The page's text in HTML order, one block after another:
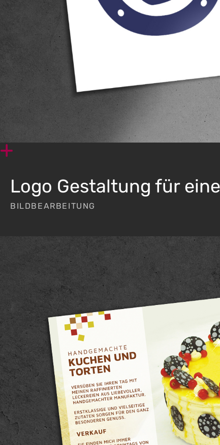
Logo Gestaltung für
BILDBEARBEITUNG